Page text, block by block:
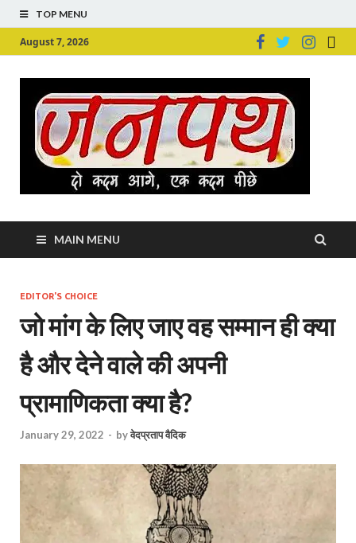
TOP MENU
August 7, 2026
MAIN MENU
EDITOR'S CHOICE
जो मांग के लिए जाए वह सम्मान ही क्या
है और देने वाले की अपनी
प्रामाणिकता क्या है?
January 29, 2022 - byवेदप्रताप वैदिक